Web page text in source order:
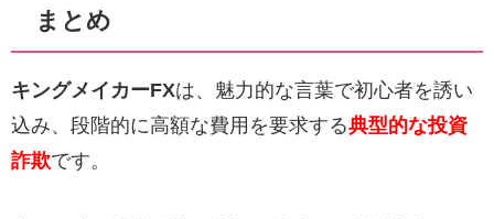
まとめ
キングメイカーFXは、魅力的な言葉で初心者を誘い
込み、段階的に高額な費用を要求する典型的な投資
詐欺です。